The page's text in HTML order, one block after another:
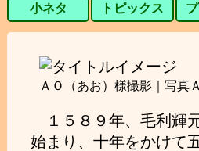
小ネタ トピックス
ＡＯ（あお）様撮影｜写真
１５８９年、毛利輝
始まり、十年をかけて